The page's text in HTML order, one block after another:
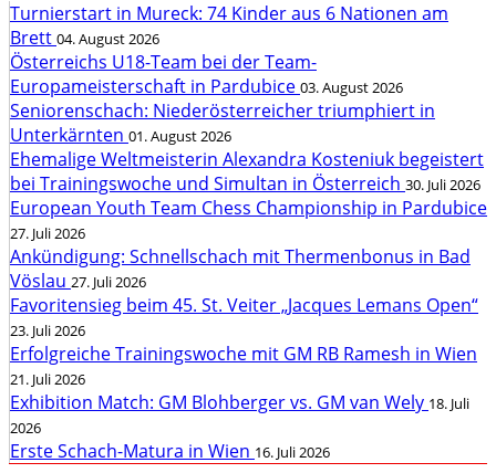
Turnierstart in Mureck: 74 Kinder aus 6 Nationen am
Brett 04. August 2026
Österreichs U18-Team bei der Team-
Europameisterschaft in Pardubice 03. August 2026
Seniorenschach: Niederösterreicher triumphiert in
Unterkärnten 01. August 2026
Ehemalige Weltmeisterin Alexandra Kosteniuk begeistert
bei Trainingswoche und Simultan in Österreich 30. Juli 2026
European Youth Team Chess Championship in Pardubice
27. Juli 2026
Ankündigung: Schnellschach mit Thermenbonus in Bad
Vöslau 27. Juli 2026
Favoritensieg beim 45. St. Veiter „Jacques Lemans Open“
23. Juli 2026
Erfolgreiche Trainingswoche mit GM RB Ramesh in Wien
21. Juli 2026
Exhibition Match: GM Blohberger vs. GM van Wely 18. Juli
2026
Erste Schach-Matura in Wien 16. Juli 2026